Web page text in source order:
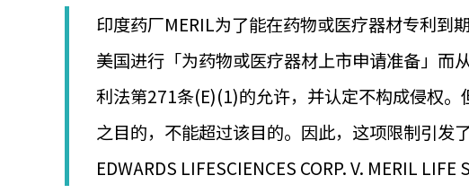
權
顧
問
│
專
利
佈
局
│
美
印度药厂MERIL为了能在药物或医疗器材专利到
美国进行「为药物或医疗器材上市申请准备」
利法第271条(E)(1)的允许，并认定不构成侵权。
之目的，不能超过该目的。因此，这项限制引发
EDWARDS LIFESCIENCES CORP. V. MERIL LIFE